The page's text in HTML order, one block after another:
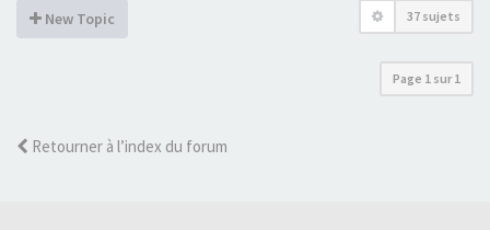
New Topic 37 sujets
Page 1 sur1
Retourner à l’index du forum